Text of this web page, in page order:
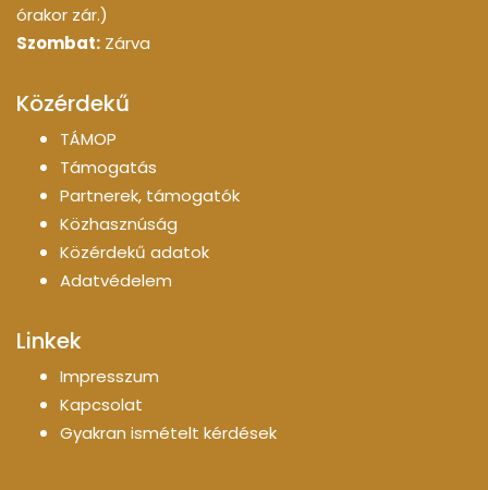
órakor zár.)
Szombat: Zárva
Közérdekű
TÁMOP
Támogatás
Partnerek, támogatók
Közhasznúság
Közérdekű adatok
Adatvédelem
Linkek
Impresszum
Kapcsolat
Gyakran ismételt kérdések